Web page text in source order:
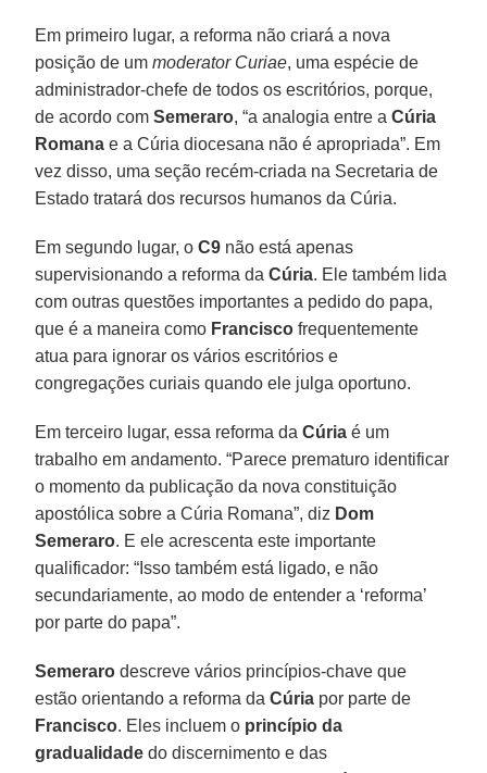
Em primeiro lugar, a reforma não criará a nova
posição de ummoderator Curiae, uma espécie de
administrador-chefe de todos os escritórios, porque,
de acordo comSemeraro, “a analogia entre aCúria
Romana e a Cúria diocesana não é apropriada”. Em
vez disso, uma seção recém-criada na Secretaria de
Estado tratará dos recursos humanos da Cúria.
Em segundo lugar, oC9 não está apenas
supervisionando a reforma daCúria. Ele também lida
com outras questões importantes a pedido do papa,
que é a maneira como Francisco frequentemente
atua para ignorar os vários escritórios e
congregações curiais quando ele julga oportuno.
Em terceiro lugar, essa reforma daCúria é um
trabalho em andamento. “Parece prematuro identificar
o momento da publicação da nova constituição
apostólica sobre a Cúria Romana”, diz Dom
Semeraro. E ele acrescenta este importante
qualificador: “Isso também está ligado, e não
secundariamente, ao modo de entender a ‘reforma’
por parte do papa”.
Semeraro descreve vários princípios-chave que
estão orientando a reforma daCúria por parte de
Francisco. Eles incluem o princípio da
gradualidade do discernimento e das